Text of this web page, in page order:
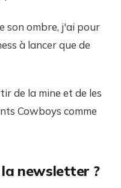
son ombre, j'ai pour
à lancer que de
de la mine et de les
Cowboys comme
newsletter ?